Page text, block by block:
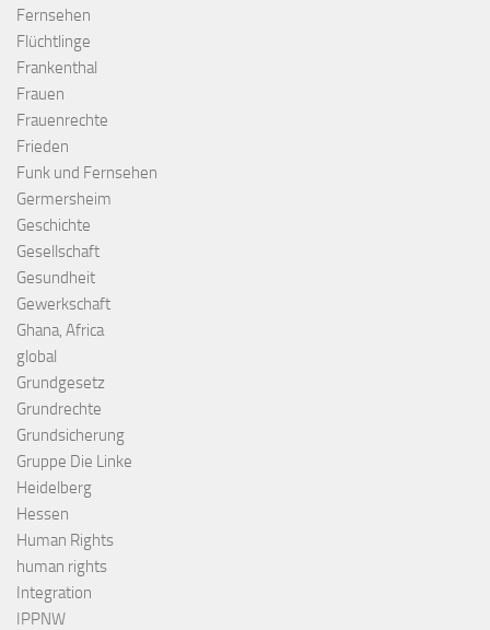
Fernsehen
Flüchtlinge
Frankenthal
Frauen
Frauenrechte
Frieden
Funk und Fernsehen
Germersheim
Geschichte
Gesellschaft
Gesundheit
Gewerkschaft
Ghana, Africa
global
Grundgesetz
Grundrechte
Grundsicherung
Gruppe Die Linke
Heidelberg
Hessen
Human Rights
human rights
Integration
IPPNW